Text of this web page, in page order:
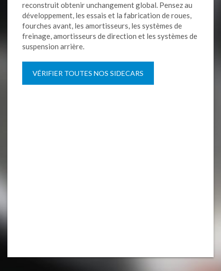
reconstruitobtenir unchangement global. Pensez au
développement, les essais et la fabrication deroues,
fourches avant, les amortisseurs, les systèmes de
freinage,amortisseurs de direction et les systèmes de
suspension arrière.
VÉRIFIER TOUTES NOS SIDECARS